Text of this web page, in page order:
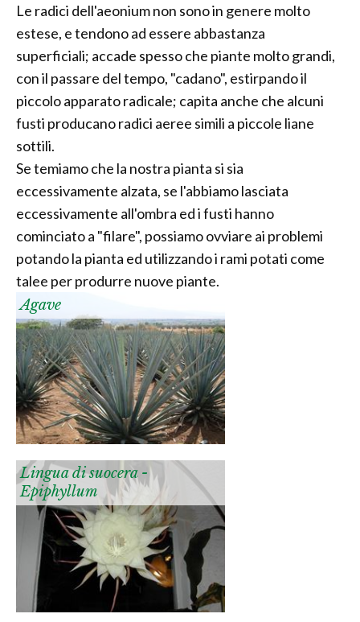
Le radici dell'aeonium non sono in genere molto
estese, e tendono ad essere abbastanza
superficiali; accade spesso che piante molto grandi,
con il passare del tempo, "cadano", estirpando il
piccolo apparato radicale; capita anche che alcuni
fusti producano radici aeree simili a piccole liane
sottili.
Se temiamo che la nostra pianta si sia
eccessivamente alzata, se l'abbiamo lasciata
eccessivamente all'ombra ed i fusti hanno
cominciato a "filare", possiamo ovviare ai problemi
potando la pianta ed utilizzando i rami potati come
talee per produrre nuove piante.
Agave
Lingua di suocera -
Epiphyllum